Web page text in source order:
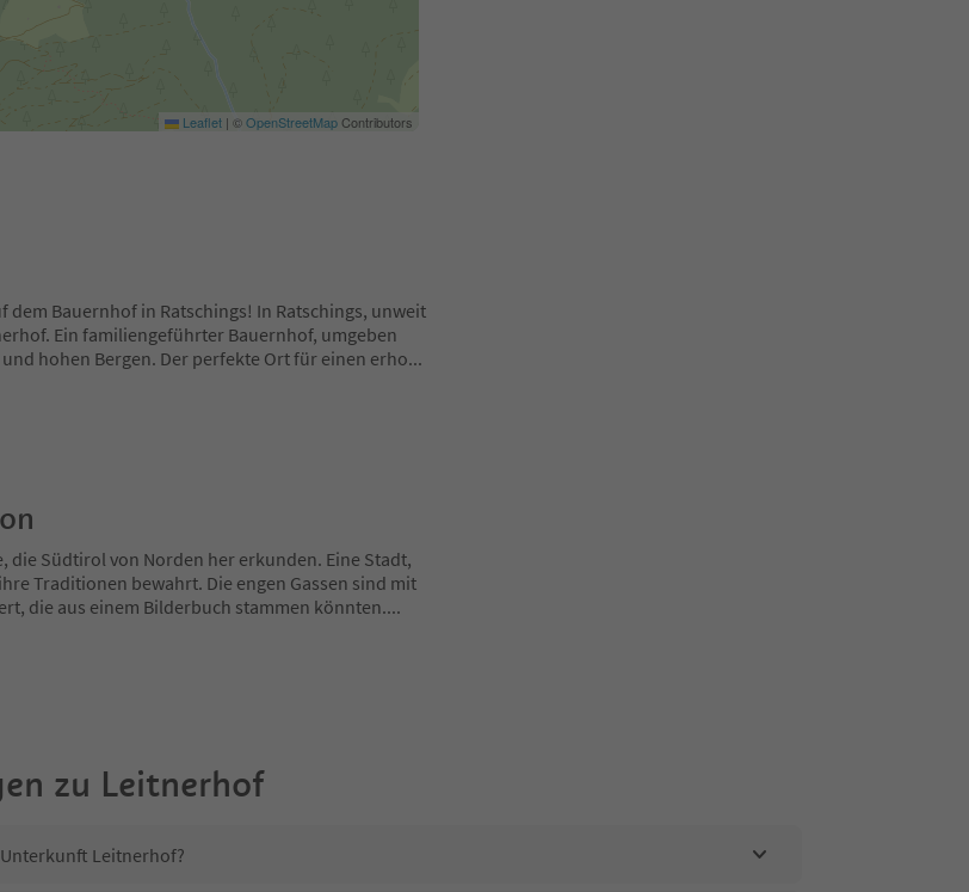
Leaflet | ©OpenStreetMapContributors
Bauernhof in Ratschings! In Ratschings, unweit
Ein familiengeführter Bauernhof, umgeben
hohen Bergen. Der perfekte Ort für einen erho...
Südtirol von Norden her erkunden. Eine Stadt,
Traditionen bewahrt. Die engen Gassen sind mit
die aus einem Bilderbuch stammen könnten....
zu Leitnerhof
Leitnerhof?